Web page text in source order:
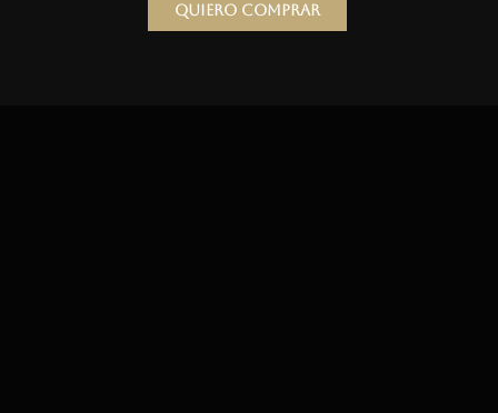
Quiero comprar